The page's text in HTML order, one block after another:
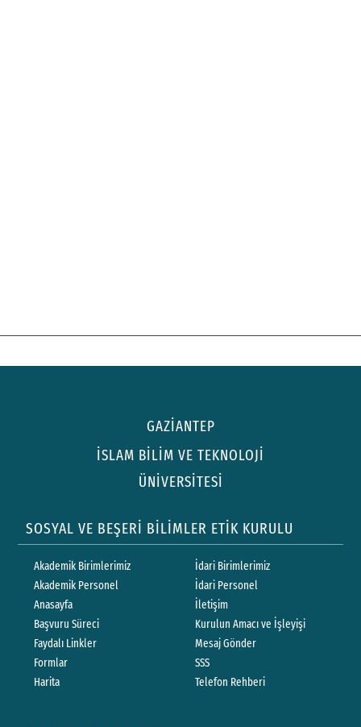
GAZİANTEP
İSLAM BİLİM VE TEKNOLOJİ
ÜNİVERSİTESİ
SOSYAL VE BEŞERİ BİLİMLER ETİK KURULU
Akademik Birimlerimiz
Akademik Personel
Anasayfa
Başvuru Süreci
Faydalı Linkler
Formlar
Harita
İdari Birimlerimiz
İdari Personel
İletişim
Kurulun Amacı ve İşleyişi
Mesaj Gönder
SSS
Telefon Rehberi